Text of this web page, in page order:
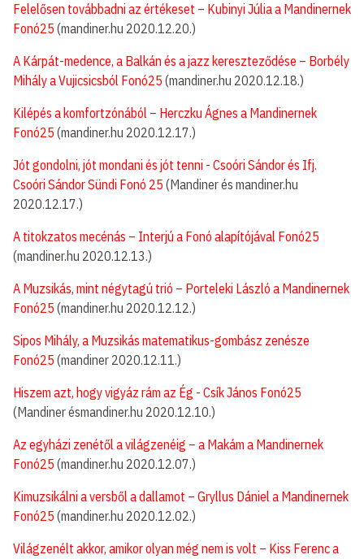
Felelősen továbbadni az értékeset – Kubinyi Júlia a Mandinernek
Fonó25 (mandiner.hu 2020.12.20.)
A Kárpát-medence, a Balkán és a jazz kereszteződése – Borbély
Mihály a Vujicsicsból Fonó25 (mandiner.hu 2020.12.18.)
Kilépés a komfortzónából – Herczku Ágnes a Mandinernek
Fonó25 (mandiner.hu 2020.12.17.)
Jót gondolni, jót mondani és jót tenni - Csoóri Sándor és Ifj.
Csoóri Sándor Sündi Fonó 25 (Mandiner és mandiner.hu
2020.12.17.)
A titokzatos mecénás – Interjú a Fonó alapítójával Fonó25
(mandiner.hu 2020.12.13.)
A Muzsikás, mint négytagú trió – Porteleki László a Mandinernek
Fonó25 (mandiner.hu 2020.12.12.)
Sipos Mihály, a Muzsikás matematikus-gombász zenésze
Fonó25 (mandiner 2020.12.11.)
Hiszem azt, hogy vigyáz rám az Ég - Csík János Fonó25
(Mandiner ésmandiner.hu 2020.12.10.)
Az egyházi zenétől a világzenéig – a Makám a Mandinernek
Fonó25 (mandiner.hu 2020.12.07.)
Kimuzsikálni a versből a dallamot – Gryllus Dániel a Mandinernek
Fonó25 (mandiner.hu 2020.12.02.)
Világzenélt akkor, amikor olyan még nem is volt – Kiss Ferenc a